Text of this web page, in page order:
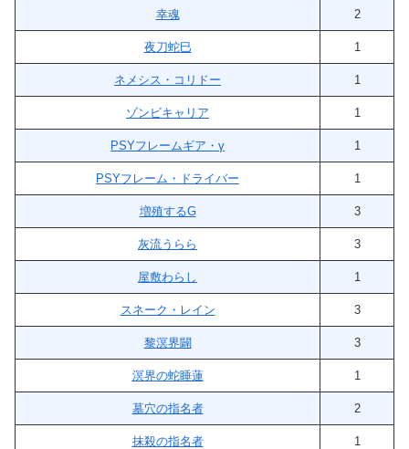
幸魂 2
夜刀蛇巳 1
ネメシス・コリドー 1
ゾンビキャリア 1
PSYフレームギア・γ 1
PSYフレーム・ドライバー 1
増殖するG 3
灰流うらら 3
屋敷わらし 1
スネーク・レイン 3
黎溟界闢 3
溟界の蛇睡蓮 1
墓穴の指名者 2
抹殺の指名者 1